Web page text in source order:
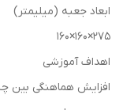
ابعاد جعبه (میلیمتر)
275×160×160
اهداف آموزشی
افزایش هماهنگی بین